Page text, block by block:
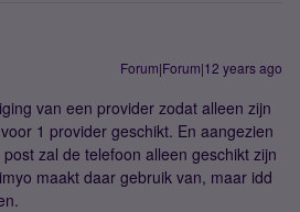
Forum|Forum|12 years ago
van een provider zodat alleen zijn
1 provider geschikt. En aangezien
zal de telefoon alleen geschikt zijn
maakt daar gebruik van, maar idd